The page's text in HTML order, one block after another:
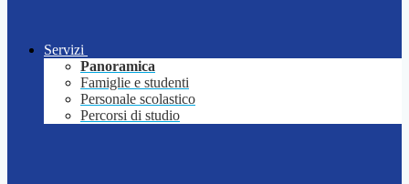
Servizi
Panoramica
Famiglie e studenti
Personale scolastico
Percorsi di studio